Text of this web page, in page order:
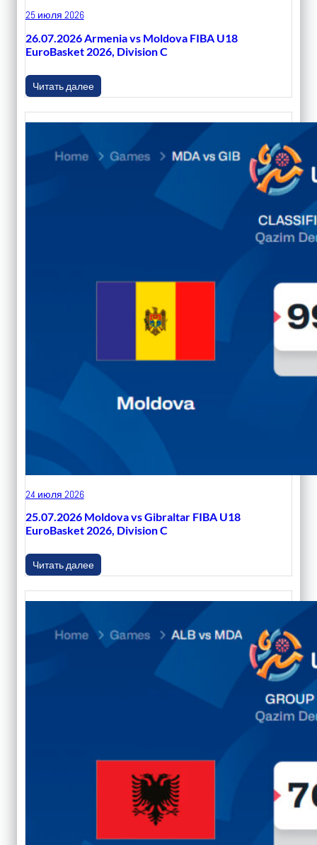
25 июля 2026
26.07.2026 Armenia vs Moldova FIBA U18
EuroBasket 2026, Division C
Читать далее
24 июля 2026
25.07.2026 Moldova vs Gibraltar FIBA U18
EuroBasket 2026, Division C
Читать далее